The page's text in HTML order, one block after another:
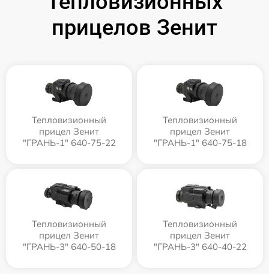
прицелов Зенит
Тепловизионный
прицел Зенит
"ГРАНЬ-1" 640-75-22
Тепловизионный
прицел Зенит
"ГРАНЬ-1" 640-75-18
Тепловизионный
прицел Зенит
"ГРАНЬ-3" 640-50-18
Тепловизионный
прицел Зенит
"ГРАНЬ-3" 640-40-22